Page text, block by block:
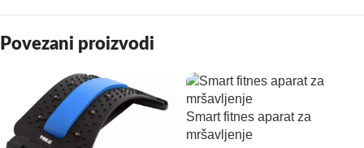
Povezani proizvodi
Smart fitnes aparat za
mršavljenje